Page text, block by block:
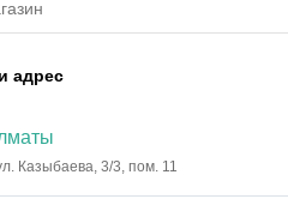
адрес
Казыбаева, 3/3, пом. 11